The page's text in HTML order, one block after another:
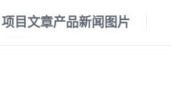
项目文章产品新闻 图片